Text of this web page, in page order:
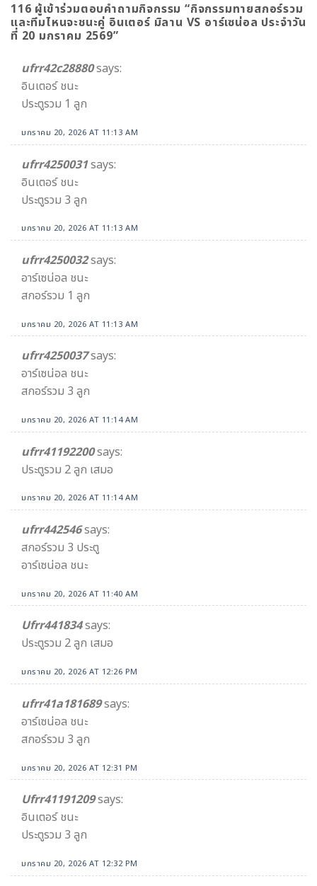
116 ผู้เข้าร่วมตอบคำถามกิจกรรม “กิจกรรมทายสกอร์รวม
และทีมไหนจะชนะคู่ อินเตอร์ มิลาน VS อาร์เซน่อล ประจำวัน
ที่ 20 มกราคม 2569”
ufrr42c28880says:
อินเตอร์ ชนะ
ประตูรวม 1 ลูก
มกราคม 20, 2026 AT 11:13 AM
ufrr4250031says:
อินเตอร์ ชนะ
ประตูรวม 3 ลูก
มกราคม 20, 2026 AT 11:13 AM
ufrr4250032says:
อาร์เซน่อล ชนะ
สกอร์รวม 1 ลูก
มกราคม 20, 2026 AT 11:13 AM
ufrr4250037says:
อาร์เซน่อล ชนะ
สกอร์รวม 3 ลูก
มกราคม 20, 2026 AT 11:14 AM
ufrr41192200says:
ประตูรวม 2 ลูก เสมอ
มกราคม 20, 2026 AT 11:14 AM
ufrr442546says:
สกอร์รวม 3 ประตู
อาร์เซน่อล ชนะ
มกราคม 20, 2026 AT 11:40 AM
Ufrr441834says:
ประตูรวม 2 ลูก เสมอ
มกราคม 20, 2026 AT 12:26 PM
ufrr41a181689says:
อาร์เซน่อล ชนะ
สกอร์รวม 3 ลูก
มกราคม 20, 2026 AT 12:31 PM
Ufrr41191209says:
อินเตอร์ ชนะ
ประตูรวม 3 ลูก
มกราคม 20, 2026 AT 12:32 PM